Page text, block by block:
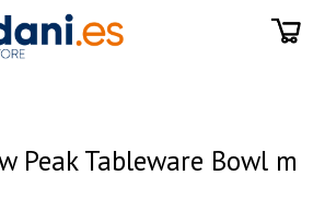
Peak Tableware Bowl m